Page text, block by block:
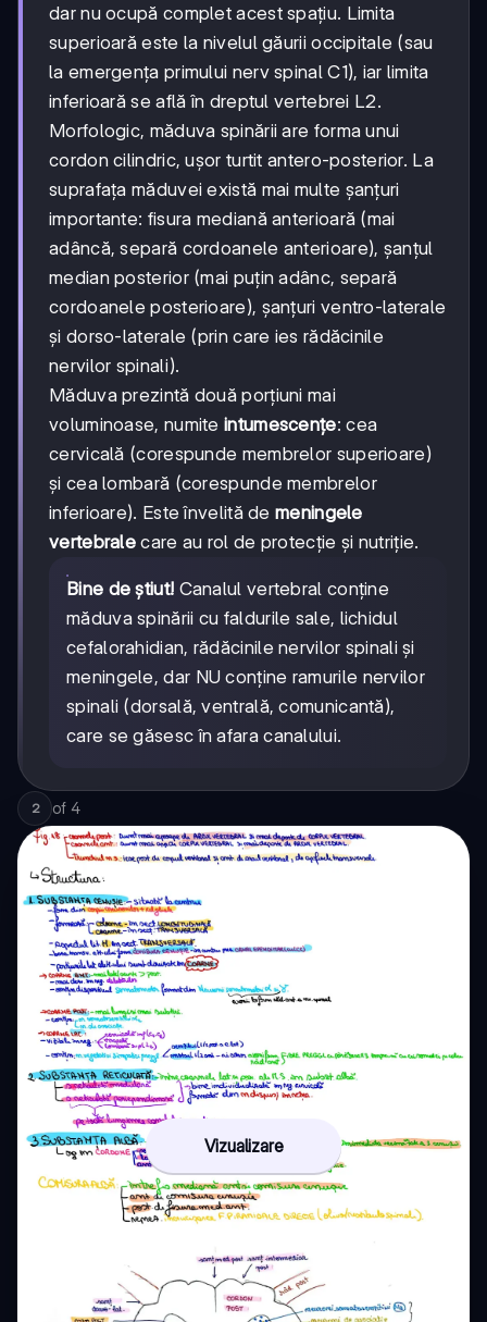
dar nu ocupă complet acest spațiu. Limita
superioară este la nivelul găurii occipitale (sau
la emergența primului nerv spinal C1), iar limita
inferioară se află în dreptul vertebrei L2.
Morfologic, măduva spinării are forma unui
cordon cilindric, ușor turtit antero-posterior. La
suprafața măduvei există mai multe șanțuri
importante: fisura mediană anterioară (mai
adâncă, separă cordoanele anterioare), șanțul
median posterior (mai puțin adânc, separă
cordoanele posterioare), șanțuri ventro-laterale
și dorso-laterale (prin care ies rădăcinile
nervilor spinali).
Măduva prezintă două porțiuni mai
voluminoase, numiteintumescențe: cea
cervicală (corespunde membrelor superioare)
și cea lombară (corespunde membrelor
inferioare). Este învelită demeningele
vertebrale care au rol de protecție și nutriție.
Bine de știut! Canalul vertebral conține
măduva spinării cu faldurile sale, lichidul
cefalorahidian, rădăcinile nervilor spinali și
meningele, dar NU conține ramurile nervilor
spinali (dorsală, ventrală, comunicantă),
care se găsesc în afara canalului.
2 of 4
Vizualizare